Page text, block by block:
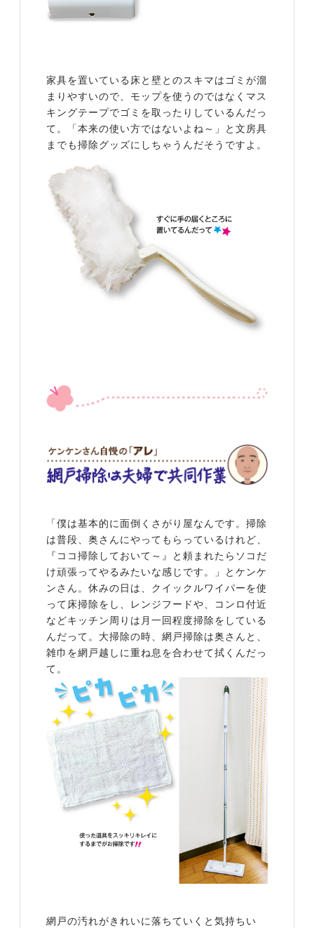
家具を置いている床と壁とのスキマはゴミが溜
まりやすいので、モップを使うのではなくマス
キングテープでゴミを取ったりしているんだっ
て。「本来の使い方ではないよね～」と文房具
までも掃除グッズにしちゃうんだそうですよ。
「僕は基本的に面倒くさがり屋なんです。掃除
は普段、奥さんにやってもらっているけれど、
『ココ掃除しておいて～』と頼まれたらソコだ
け頑張ってやるみたいな感じです。」とケンケ
ンさん。休みの日は、クイックルワイパーを使
って床掃除をし、レンジフードや、コンロ付近
などキッチン周りは月一回程度掃除をしている
んだって。大掃除の時、網戸掃除は奥さんと、
雑巾を網戸越しに重ね息を合わせて拭くんだっ
て。
網戸の汚れがきれいに落ちていくと気持ちい